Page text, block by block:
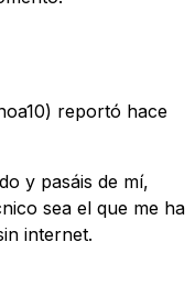
reportó hace
y pasáis de mí,
sea el que me ha
internet.